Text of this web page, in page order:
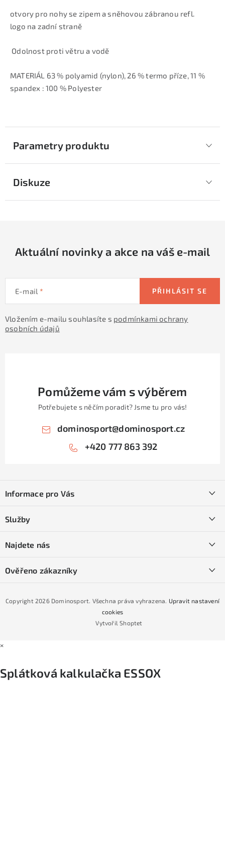
otvory pro nohy se zipem a sněhovou zábranou refl.
logo na zadní straně
Odolnost proti větru a vodě
MATERIÁL 63 % polyamid (nylon), 26 % termo příze, 11 %
spandex : 100 % Polyester
Parametry produktu
Diskuze
Aktuální novinky a akce na váš e-mail
E-mail
Vložením e-mailu souhlasíte s podmínkami ochrany
osobních údajů
PŘIHLÁSIT SE
Pomůžeme vám s výběrem
Potřebujete s něčím poradit? Jsme tu pro vás!
dominosport@dominosport.cz
+420 777 863 392
pInformace pro Vás
Obchodní podmínky
Podmínky GDPR
Podmínky nákupu na splátky ESSOX
Služby
Naše prodejna
Najdete nás
Ověřeno zákazníky
Vytvořil Shoptet
Copyright 2026 Dominosport. Všechna práva vyhrazena. Upravit nastavení
cookies
×
Splátková kalkulačka ESSOX